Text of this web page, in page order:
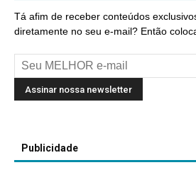
Tá afim de receber conteúdos
diretamente no seu e-mail? Então
Publicidade